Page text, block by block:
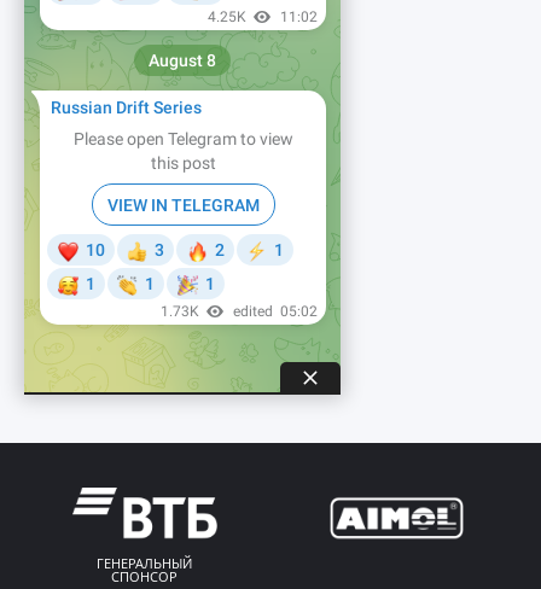
ГЕНЕРАЛЬНЫЙ
СПОНСОР